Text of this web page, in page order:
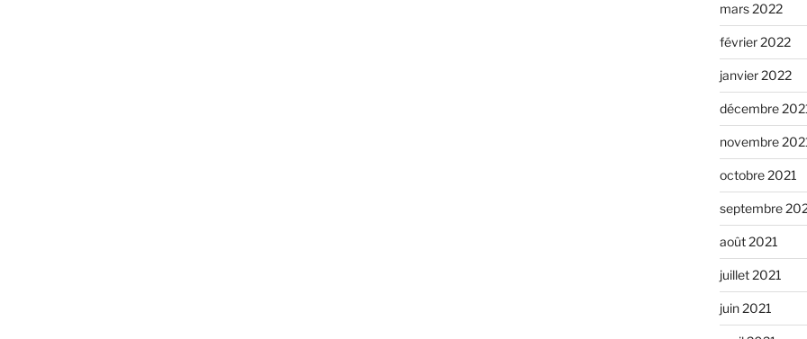
mars 2022
février 2022
janvier 2022
décembre
novembre
octobre 2021
septembre
août 2021
juillet 2021
juin 2021